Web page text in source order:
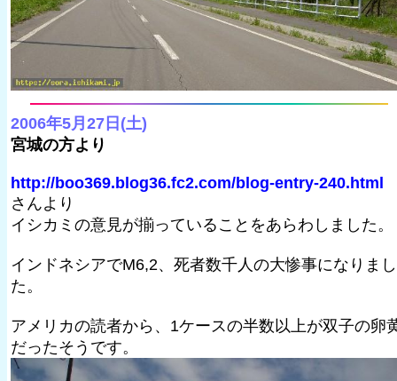
2006年5月27日(土)
宮城の方より
http://boo369.blog36.fc2.com/blog-entry-240.html
さんより
イシカミの意見が揃っていることをあらわしました。
インドネシアでM6,2、死者数千人の大惨事になりまし
た。
アメリカの読者から、1ケースの半数以上が双子の卵
だったそうです。